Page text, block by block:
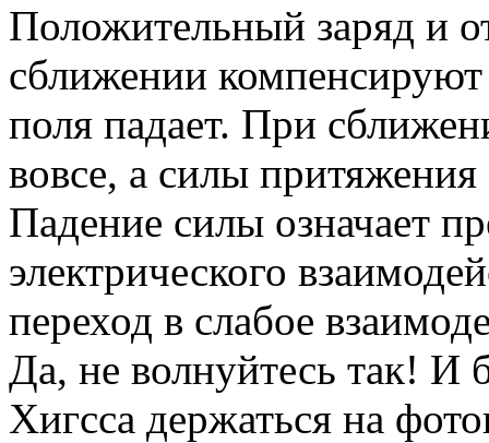
Положительный заряд и
сближении
поля падает. При
вовсе, а силы
Падение силы означает
электрического
переход в слабое
Да, не волнуйтесь так! И
Хигсса держаться на